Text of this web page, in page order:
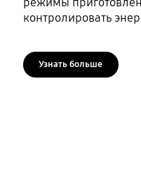
контролировать
Узнать больше